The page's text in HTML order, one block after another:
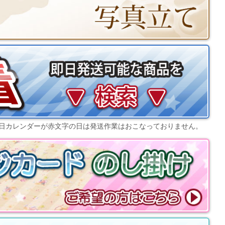
カレンダーが赤文字の日は発送作業はおこなっておりません。